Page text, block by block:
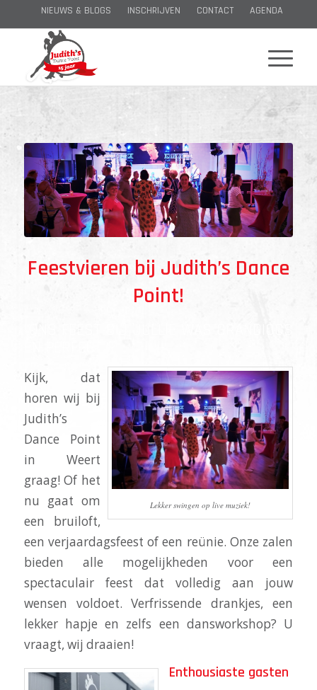
NIEUWS & BLOGS INSCHRIJVEN CONTACT AGENDA
Feestvieren bij Judith’s Dance
Point!
Lekker swingen op live muziek!
Kijk, dat
horen wij bij
Judith’s
Dance Point
in Weert
graag! Of het
nu gaat om
een bruiloft,
een verjaardagsfeest of een reünie. Onze zalen
bieden alle mogelijkheden voor een
spectaculair feest dat volledig aan jouw
wensen voldoet. Verfrissende drankjes, een
lekker hapje en zelfs een dansworkshop? U
vraagt, wij draaien!
Enthousiaste gasten